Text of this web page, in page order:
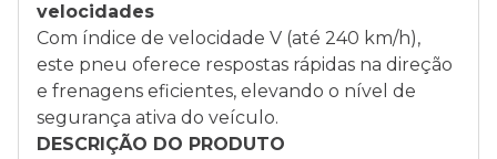
velocidades
Com índice de velocidade V (até 240 km/h),
este pneu oferece respostas rápidas na direção
e frenagens eficientes, elevando o nível de
segurança ativa do veículo.
DESCRIÇÃO DO PRODUTO